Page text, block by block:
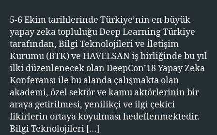
(DeepCon’18)
6
Ekim’de
Ankara’da
5-6 Ekim tarihlerinde Türkiye’nin en büyük
yapay zeka topluluğu Deep Learning Türkiye
tarafından, Bilgi Teknolojileri ve İletişim
Kurumu (BTK) ve HAVELSAN iş birliğinde bu yıl
ilki düzenlenecek olan DeepCon’18 Yapay Zeka
Konferansı ile bu alanda çalışmakta olan
akademi, özel sektör ve kamu aktörlerinin bir
araya getirilmesi, yenilikçi ve ilgi çekici
fikirlerin ortaya koyulması hedeflenmektedir.
Bilgi Teknolojileri […]